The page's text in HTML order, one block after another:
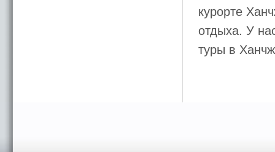
курорте
отдыха. У
туры в